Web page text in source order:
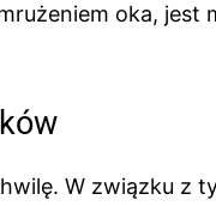
oka, jest
W związku z